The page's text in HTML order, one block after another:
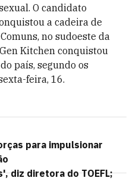
O candidato
a cadeira de
no sudoeste da
Kitchen conquistou
país, segundo os
feira, 16.
para impulsionar
diz diretora do TOEFL;